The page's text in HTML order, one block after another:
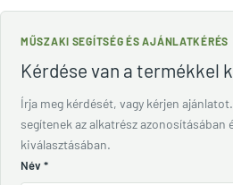
MŰSZAKI SEGÍTSÉG ÉS AJÁNLATKÉRÉS
Kérdése van a termékkel
Írja meg kérdését, vagy kérjen
segítenek az alkatrész azonosításában
kiválasztásában.
Név *